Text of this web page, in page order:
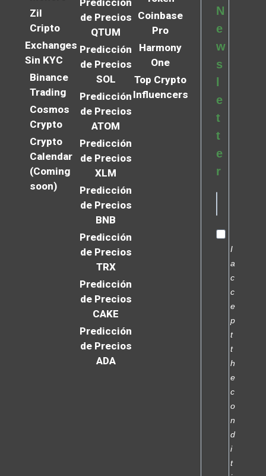
Zil
Cripto
Exchanges
Sin KYC
Binance
Trading
Cosmos
Crypto
Crypto
Calendar
(Coming
soon)
de Precios
QTUM
Predicción
de Precios
SOL
Predicción
de Precios
ATOM
Predicción
de Precios
XLM
Predicción
de Precios
BNB
Predicción
de Precios
TRX
Predicción
de Precios
CAKE
Predicción
de Precios
ADA
Coinbase
Pro
Harmony
One
Top Crypto
Influencers
N
e
w
s
l
e
t
t
e
r
I
a
c
c
e
p
t
t
h
e
c
o
n
d
i
t